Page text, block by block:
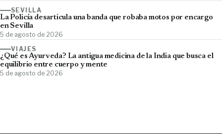
SEVILLA
La Policía desarticula una banda que robaba motos por encargo
en Sevilla
5 de agosto de 2026
VIAJES
¿Qué es Ayurveda? La antigua medicina de la India que busca el
equilibrio entre cuerpo y mente
5 de agosto de 2026